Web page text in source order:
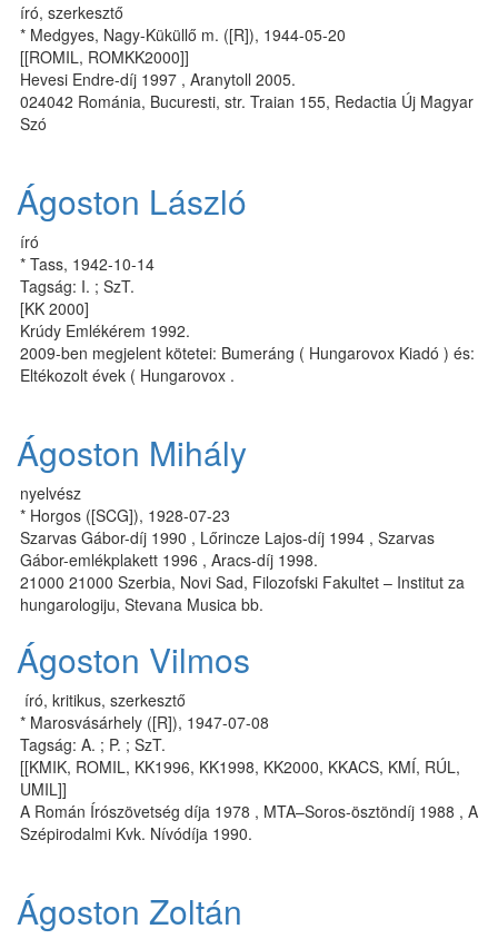
író, szerkesztő
* Medgyes, Nagy-Küküllő m. ([R]), 1944-05-20
[[ROMIL, ROMKK2000]]
Hevesi Endre-díj 1997 , Aranytoll 2005.
024042 Románia, Bucuresti, str. Traian 155, Redactia Új Magyar
Szó
Ágoston László
író
* Tass, 1942-10-14
Tagság: I. ; SzT.
[KK 2000]
Krúdy Emlékérem 1992.
2009-ben megjelent kötetei: Bumeráng ( Hungarovox Kiadó ) és:
Eltékozolt évek ( Hungarovox .
Ágoston Mihály
nyelvész
* Horgos ([SCG]), 1928-07-23
Szarvas Gábor-díj 1990 , Lőrincze Lajos-díj 1994 , Szarvas
Gábor-emlékplakett 1996 , Aracs-díj 1998.
21000 21000 Szerbia, Novi Sad, Filozofski Fakultet – Institut za
hungarologiju, Stevana Musica bb.
Ágoston Vilmos
író, kritikus, szerkesztő
* Marosvásárhely ([R]), 1947-07-08
Tagság: A. ; P. ; SzT.
[[KMIK, ROMIL, KK1996, KK1998, KK2000, KKACS, KMÍ, RÚL,
UMIL]]
A Ro­mán Író­szö­vet­ség dí­ja 1978 , MTA–So­ros-ösz­tön­díj 1988 , A
Szé­pi­ro­dal­mi Kvk. Ní­vó­dí­ja 1990.
Ágoston Zoltán